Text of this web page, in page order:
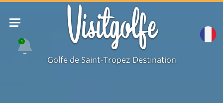
4 Visitgolfe
Golfe de Saint-Tropez Destination